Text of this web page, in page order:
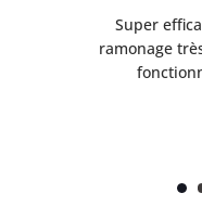
Super
ramonage